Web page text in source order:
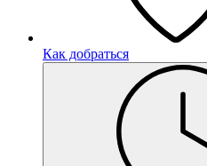
Как добраться